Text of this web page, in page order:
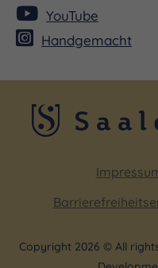
YouTube
Handgemacht
Copyright 2026 © All